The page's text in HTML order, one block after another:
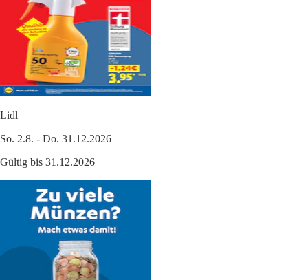
Lidl
So. 2.8. - Do. 31.12.2026
Gültig bis 31.12.2026